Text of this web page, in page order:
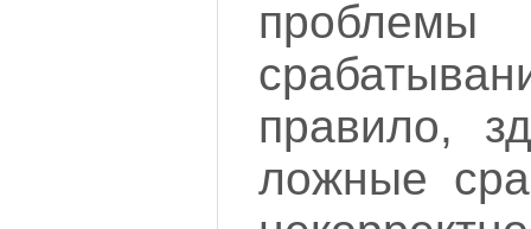
правило,
ложные